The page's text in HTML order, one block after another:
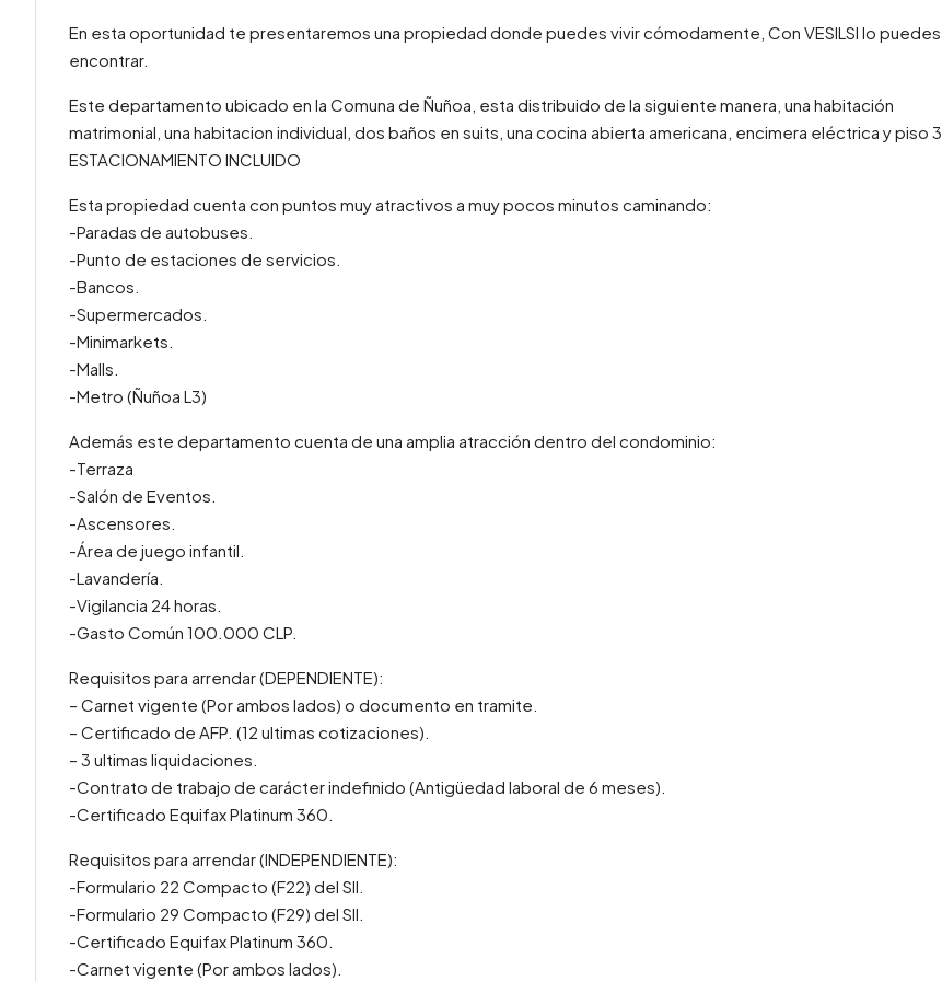
En esta oportunidad te presentaremos una propiedad donde puedes vivir cómodamente, Con VESILSI lo puedes
encontrar.
Este departamento ubicado en la Comuna de Ñuñoa, esta distribuido de la siguiente manera, una habitación
matrimonial, una habitacion individual, dos baños en suits, una cocina abierta americana, encimera eléctrica y piso 3.
ESTACIONAMIENTO INCLUIDO
Esta propiedad cuenta con puntos muy atractivos a muy pocos minutos caminando:
-Paradas de autobuses.
-Punto de estaciones de servicios.
-Bancos.
-Supermercados.
-Minimarkets.
-Malls.
-Metro (Ñuñoa L3)
Además este departamento cuenta de una amplia atracción dentro del condominio:
-Terraza
-Salón de Eventos.
-Ascensores.
-Área de juego infantil.
-Lavandería.
-Vigilancia 24 horas.
-Gasto Común 100.000 CLP.
Requisitos para arrendar (DEPENDIENTE):
– Carnet vigente (Por ambos lados) o documento en tramite.
– Certificado de AFP. (12 ultimas cotizaciones).
– 3 ultimas liquidaciones.
-Contrato de trabajo de carácter indefinido (Antigüedad laboral de 6 meses).
-Certificado Equifax Platinum 360.
Requisitos para arrendar (INDEPENDIENTE):
-Formulario 22 Compacto (F22) del SII.
-Formulario 29 Compacto (F29) del SII.
-Certificado Equifax Platinum 360.
-Carnet vigente (Por ambos lados).